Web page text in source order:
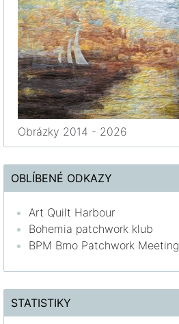
Obrázky 2014 - 2026
OBLÍBENÉ ODKAZY
Art Quilt Harbour
Bohemia patchwork klub
BPM Brno Patchwork Meeting
STATISTIKY